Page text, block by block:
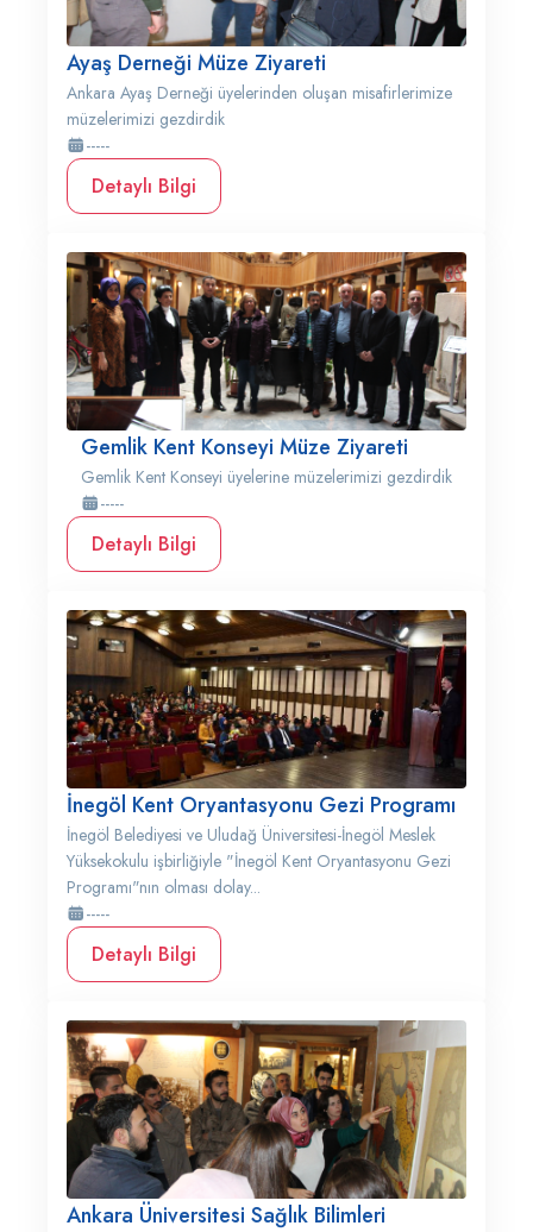
Ayaş Derneği Müze Ziyareti
Ankara Ayaş Derneği üyelerinden oluşan misafirlerimize
müzelerimizi gezdirdik
-----
Detaylı Bilgi
Gemlik Kent Konseyi Müze Ziyareti
Gemlik Kent Konseyi üyelerine müzelerimizi gezdirdik
-----
Detaylı Bilgi
İnegöl Kent Oryantasyonu Gezi Programı
İnegöl Belediyesi ve Uludağ Üniversitesi-İnegöl Meslek
Yüksekokulu işbirliğiyle "İnegöl Kent Oryantasyonu Gezi
Programı"nın olması dolay...
-----
Detaylı Bilgi
Ankara Üniversitesi Sağlık Bilimleri